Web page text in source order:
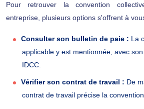
Pour retrouver la convention
entreprise, plusieurs options s'offrent à
Consulter son bulletin de paie : La
applicable y est mentionnée, avec
IDCC.
Vérifier son contrat de travail : De
contrat de travail précise la